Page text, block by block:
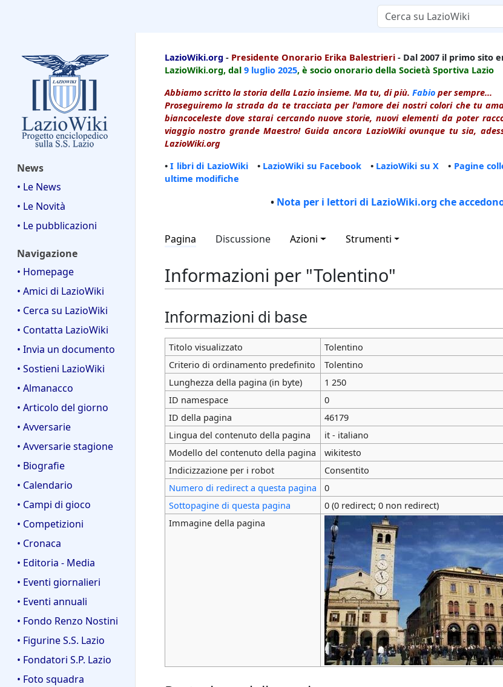
News
• Le News
• Le Novità
• Le pubblicazioni
Navigazione
• Homepage
• Amici di LazioWiki
• Cerca su LazioWiki
• Contatta LazioWiki
• Invia un documento
• Sostieni LazioWiki
• Almanacco
• Articolo del giorno
• Avversarie
• Avversarie stagione
• Biografie
• Calendario
• Campi di gioco
• Competizioni
• Cronaca
• Editoria - Media
• Eventi giornalieri
• Eventi annuali
• Fondo Renzo Nostini
• Figurine S.S. Lazio
• Fondatori S.P. Lazio
• Foto squadra
LazioWiki.org - Presidente Onorario Erika Balestrieri - Dal 2007 il primo sito
LazioWiki.org, dal 9 luglio 2025, è socio onorario della Società Sportiva Lazio
Abbiamo scritto la storia della Lazio insieme. Ma tu, di più. Fabio per sempre...
Proseguiremo la strada da te tracciata per l'amore dei nostri colori che tu
biancoceleste dove starai cercando nuove storie, nuovi elementi da poter
viaggio nostro grande Maestro! Guida ancora LazioWiki ovunque tu sia,
LazioWiki.org
•I libri di LazioWiki• LazioWiki su Facebook • LazioWiki su X • Pagine
ultime modifiche
• Nota per i lettori di LazioWiki.org che
Pagina Discussione Azioni Strumenti
Informazioni per "Tolentino"
Informazioni di base
Titolo visualizzato
Tolentino
Criterio di ordinamento predefinito
Tolentino
Lunghezza della pagina (in byte)
1 250
ID namespace
0
ID della pagina
46179
Lingua del contenuto della pagina
it - italiano
Modello del contenuto della pagina
wikitesto
Indicizzazione per i robot
Consentito
Numero di redirect a questa pagina
0
Sottopagine di questa pagina
0 (0 redirect; 0 non redirect)
Immagine della pagina